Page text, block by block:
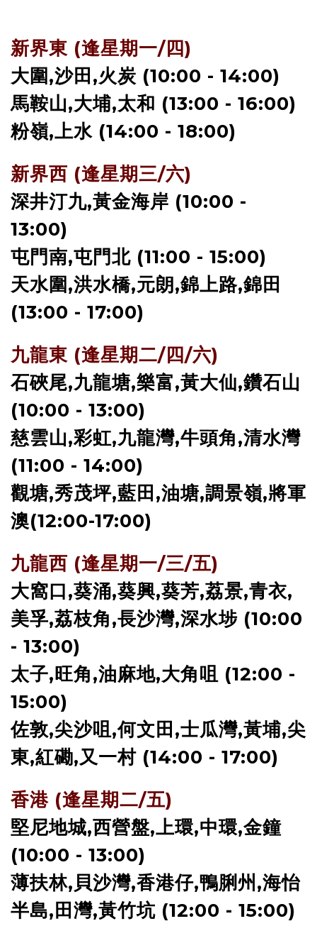
新界東 (逢星期一/四)
大圍,沙田,火炭 (10:00 - 14:00)
馬鞍山,大埔,太和 (13:00 - 16:00)
粉嶺,上水 (14:00 - 18:00)
新界西 (逢星期三/六)
深井汀九,黃金海岸 (10:00 -
13:00)
屯門南,屯門北 (11:00 - 15:00)
天水圍,洪水橋,元朗,錦上路,錦田
(13:00 - 17:00)
九龍東 (逢星期二/四/六)
石硤尾,九龍塘,樂富,黃大仙,鑽石山
(10:00 - 13:00)
慈雲山,彩虹,九龍灣,牛頭角,清水灣
(11:00 - 14:00)
觀塘,秀茂坪,藍田,油塘,調景嶺,將軍
澳(12:00-17:00)
九龍西 (逢星期一/三/五)
大窩口,葵涌,葵興,葵芳,荔景,青衣,
美孚,荔枝角,長沙灣,深水埗 (10:00
- 13:00)
太子,旺角,油麻地,大角咀 (12:00 -
15:00)
佐敦,尖沙咀,何文田,士瓜灣,黃埔,尖
東,紅磡,又一村 (14:00 - 17:00)
香港 (逢星期二/五)
堅尼地城,西營盤,上環,中環,金鐘
(10:00 - 13:00)
薄扶林,貝沙灣,香港仔,鴨脷州,海怡
半島,田灣,黃竹坑 (12:00 - 15:00)